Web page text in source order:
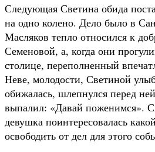
Следующая Светина обида
на одно колено. Дело было в
Масляков тепло относился к
Семеновой, а, когда они
столице, переполненный
Неве, молодости, Светиной
обижалась, шлепнулся перед
выпалил: «Давай поженимся».
девушка поинтересовалась
освободить от дел для этого